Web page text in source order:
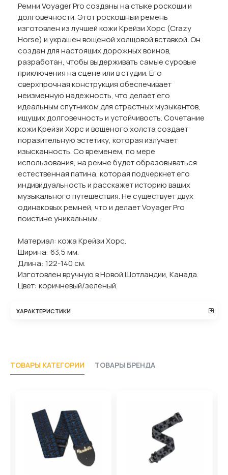
Ремни Voyager Pro созданы на стыке роскоши и
долговечности. Этот роскошный ремень
изготовлен из лучшей кожи Крейзи Хорс (Crazy
Horse) и украшен вощеной холщовой вставкой. Он
создан для настоящих дорожных воинов,
разработан, чтобы выдерживать самые суровые
приключения на сцене или в студии. Его
сверхпрочная конструкция обеспечивает
неизменную надежность, что делает его
идеальным спутником для страстных музыкантов,
ищущих долговечность и устойчивость. Сочетание
кожи Крейзи Хорс и вощеного холста создает
поразительную эстетику, которая излучает
изысканность. Со временем, по мере
использования, на ремне будет образовываться
естественная патина, которая подчеркнет его
индивидуальность и расскажет историю ваших
музыкального путешествия. Не существует двух
одинаковых ремней, что и делает Voyager Pro
поистине уникальным.
Материал: кожа Крейзи Хорс.
Ширина: 63,5 мм.
Длина: 122-140 см.
Изготовлен вручную в Новой Шотландии, Канада.
Цвет: коричневый/зеленый.
ХАРАКТЕРИСТИКИ
ТОВАРЫ КАТЕГОРИИ ТОВАРЫ БРЕНДА